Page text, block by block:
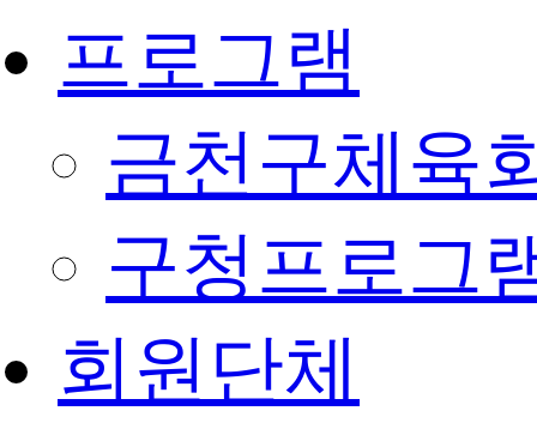
프로그램
금천구체육
구청프로그
회원단체